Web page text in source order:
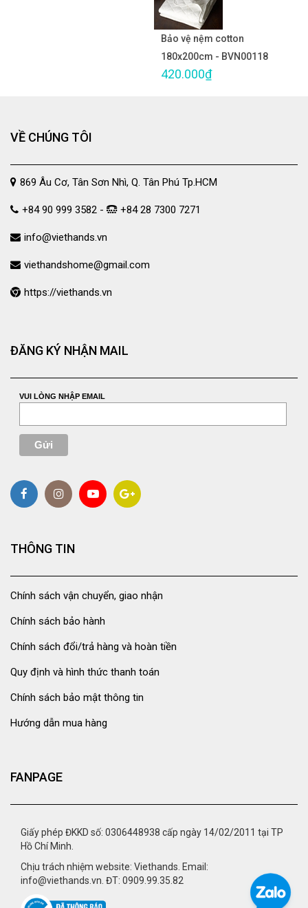
Bảo vệ nệm cotton
180x200cm - BVN00118
420.000₫
VỀ CHÚNG TÔI
869 Âu Cơ, Tân Sơn Nhì, Q. Tân Phú Tp.HCM
+84 90 999 3582 - +84 28 7300 7271
info@viethands.vn
viethandshome@gmail.com
https://viethands.vn
ĐĂNG KÝ NHẬN MAIL
VUI LÒNG NHẬP EMAIL
THÔNG TIN
Chính sách vận chuyển, giao nhận
Chính sách bảo hành
Chính sách đổi/trả hàng và hoàn tiền
Quy định và hình thức thanh toán
Chính sách bảo mật thông tin
Hướng dẫn mua hàng
FANPAGE
Giấy phép ĐKKD số: 0306448938 cấp ngày 14/02/2011 tại TP
Hồ Chí Minh.
Chịu trách nhiệm website: Viethands. Email:
info@viethands.vn. ĐT: 0909.99.35.82